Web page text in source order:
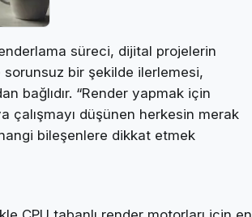
süreci, dijital projelerin
bir şekilde ilerlemesi,
bağlıdır. “Render yapmak için
çalışmayı düşünen herkesin merak
bileşenlere dikkat etmek